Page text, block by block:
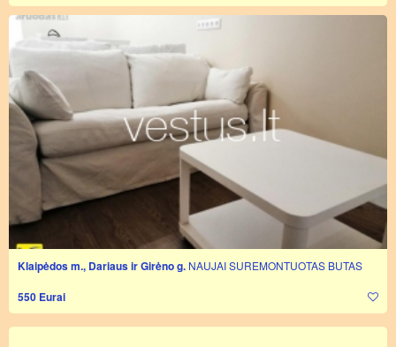
Klaipėdos m., Dariaus ir Girėno g. NAUJAI SUREMONTUOTAS BUTAS
550 Eurai